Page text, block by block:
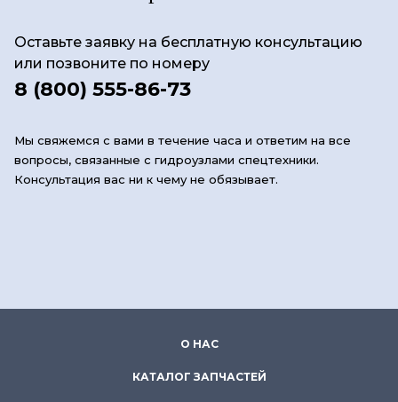
Оставьте заявку на бесплатную консультацию
или позвоните по номеру
8 (800) 555-86-73
Мы свяжемся с вами в течение часа и ответим на все
вопросы, связанные с гидроузлами спецтехники.
Консультация вас ни к чему не обязывает.
О НАС
КАТАЛОГ ЗАПЧАСТЕЙ